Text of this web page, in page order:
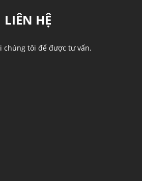
LIÊN HỆ
chúng tôi để được tư vấn.